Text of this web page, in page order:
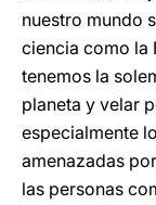
nuestro mundo
ciencia como la
tenemos la
planeta y velar
especialmente
amenazadas
las personas